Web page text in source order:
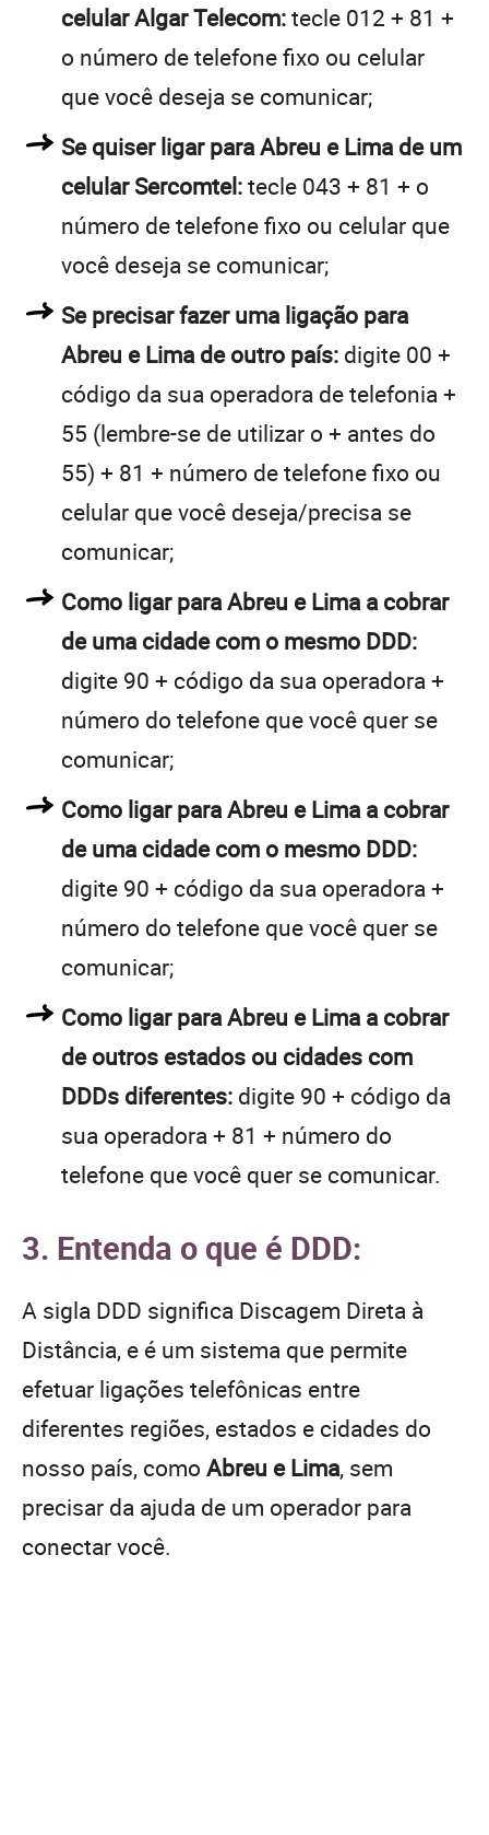
celular Algar Telecom:tecle 012 + 81 +
o número de telefone fixo ou celular
que você deseja se comunicar;
Se quiser ligar para Abreu e Lima de um
celular Sercomtel:tecle 043 + 81 + o
número de telefone fixo ou celular que
você deseja se comunicar;
Se precisar fazer uma ligação para
Abreu e Lima de outro país: digite 00 +
código da sua operadora de telefonia +
55 (lembre-se de utilizar o + antes do
55) + 81 + número de telefone fixo ou
celular que você deseja/precisa se
comunicar;
Como ligar para Abreu e Lima a cobrar
de uma cidade com o mesmo DDD:
digite 90 + código da sua operadora +
número do telefone que você quer se
comunicar;
Como ligar para Abreu e Lima a cobrar
de uma cidade com o mesmo DDD:
digite 90 + código da sua operadora +
número do telefone que você quer se
comunicar;
Como ligar para Abreu e Lima a cobrar
de outros estados ou cidades com
DDDs diferentes: digite 90 + código da
sua operadora + 81 + número do
telefone que você quer se comunicar.
3. Entenda o que é DDD:
A sigla DDD significa Discagem Direta à
Distância, e é um sistema que permite
efetuar ligações telefônicas entre
diferentes regiões, estados e cidades do
nosso país, como Abreu e Lima, sem
precisar da ajuda de um operador para
conectar você.